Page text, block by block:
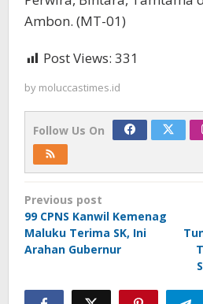
Ambon. (MT-01)
Post Views: 331
by moluccastimes.id
Follow Us On
Post
navigation
Previous post
99 CPNS Kanwil Kemenag
Maluku Terima SK, Ini
Arahan Gubernur